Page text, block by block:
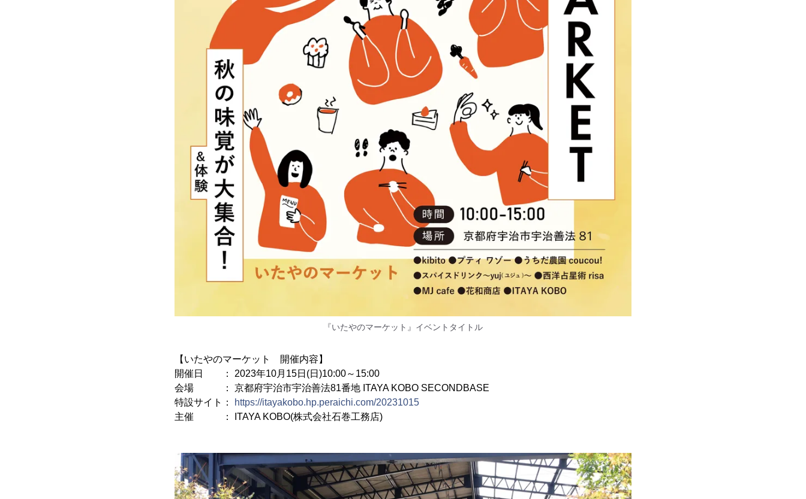
『いたやのマーケット』イベントタイトル
【いたやのマーケット 開催内容】
開催日 ： 2023年10月15日(日)10:00～15:00
会場 ： 京都府宇治市宇治善法81番地 ITAYA KOBO SECONDBASE
特設サイト：
https://itayakobo.hp.peraichi.com/20231015
主催 ： ITAYA KOBO(株式会社石巻工務店)